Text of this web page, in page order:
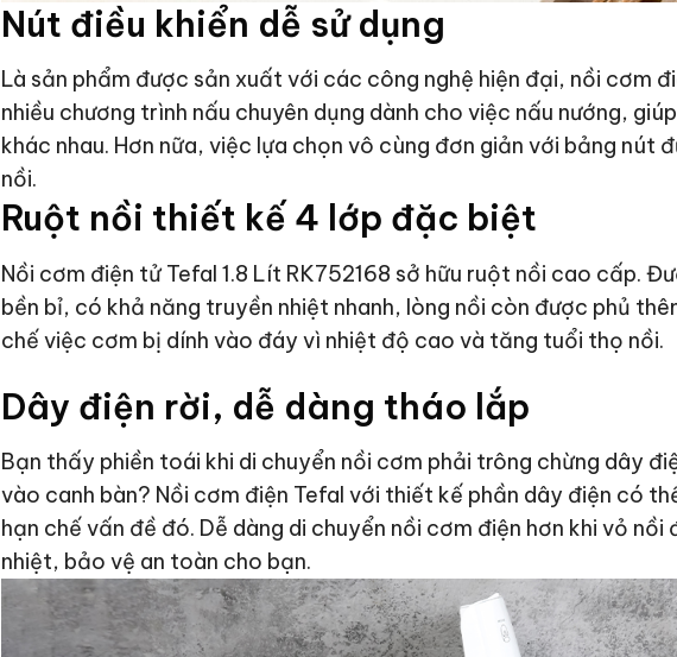
Nút điều khiển dễ sử dụng
Là sản phẩm được sản xuất với các công nghệ hiện đại, nồi cơm
nhiều chương trình nấu chuyên dụng dành cho việc nấu nướng,
khác nhau. Hơn nữa, việc lựa chọn vô cùng đơn giản với bảng nút
nồi.
Ruột nồi thiết kế 4 lớp đặc biệt
Nồi cơm điện tử Tefal 1.8 Lít RK752168 sở hữu ruột nồi cao cấp.
bền bỉ, có khả năng truyền nhiệt nhanh, lòng nồi còn được phủ
chế việc cơm bị dính vào đáy vì nhiệt độ cao và tăng tuổi thọ nồi.
Dây điện rời, dễ dàng tháo lắp
Bạn thấy phiền toái khi di chuyển nồi cơm phải trông chừng dây
vào canh bàn? Nồi cơm điện Tefal với thiết kế phần dây điện có
hạn chế vấn đề đó. Dễ dàng di chuyển nồi cơm điện hơn khi vỏ
nhiệt, bảo vệ an toàn cho bạn.